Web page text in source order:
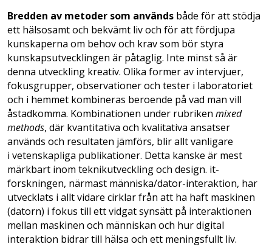
Bredden av metoder som används både för att stödja
ett hälsosamt och bekvämt liv och för att fördjupa
kunskaperna om behov och krav som bör styra
kunskapsutvecklingen är påtaglig. Inte minst så är
denna utveckling kreativ. Olika former av intervjuer,
fokusgrupper, observationer och tester i laboratoriet
och i hemmet kombineras beroende på vad man vill
åstadkomma. Kombinationen under rubriken mixed
methods, där kvantitativa och kvalitativa ansatser
används och resultaten jämförs, blir allt vanligare
i vetenskapliga publikationer. Detta kanske är mest
märkbart inom teknikutveckling och design. it-
forskningen, närmast människa/dator-interaktion, har
utvecklats i allt vidare cirklar från att ha haft maskinen
(datorn) i fokus till ett vidgat synsätt på interaktionen
mellan maskinen och människan och hur digital
interaktion bidrar till hälsa och ett meningsfullt liv.